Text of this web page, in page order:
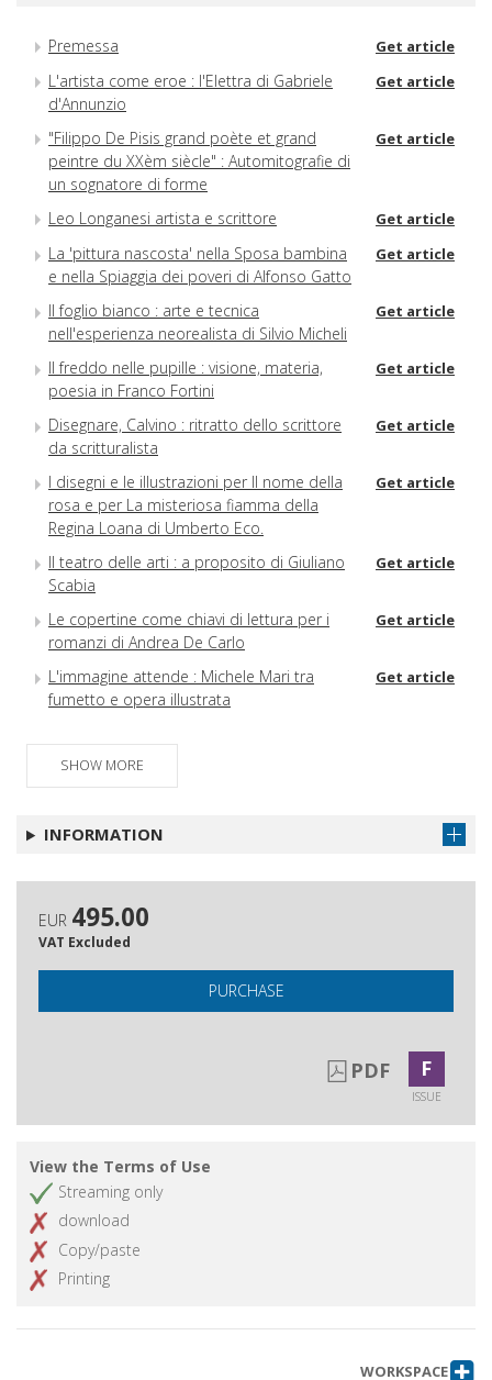
Premessa Get article
L'artista come eroe : l'Elettra di Gabriele
d'Annunzio
Get article
"Filippo De Pisis grand poète et grand
peintre du XXèm siècle" : Automitografie di
un sognatore di forme
Get article
Leo Longanesi artista e scrittore Get article
La 'pittura nascosta' nella Sposa bambina
e nella Spiaggia dei poveri di Alfonso Gatto
Get article
Il foglio bianco : arte e tecnica
nell'esperienza neorealista di Silvio Micheli
Get article
Il freddo nelle pupille : visione, materia,
poesia in Franco Fortini
Get article
Disegnare, Calvino : ritratto dello scrittore
da scritturalista
Get article
I disegni e le illustrazioni per Il nome della
rosa e per La misteriosa fiamma della
Regina Loana di Umberto Eco.
Get article
Il teatro delle arti : a proposito di Giuliano
Scabia
Get article
Le copertine come chiavi di lettura per i
romanzi di Andrea De Carlo
Get article
L'immagine attende : Michele Mari tra
fumetto e opera illustrata
Get article
SHOW MORE
INFORMATION
EUR 495.00
VAT Excluded
PURCHASE
PDF F
ISSUE
View the Terms of Use
Streaming only
download
Copy/paste
Printing
WORKSPACE